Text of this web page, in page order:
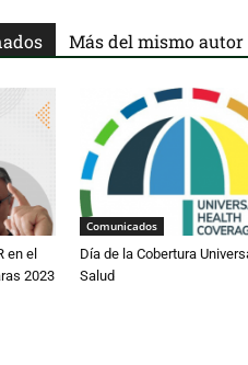
Más del mismo autor
en el
2023
Comunicados
Día de la Cobertura
Salud